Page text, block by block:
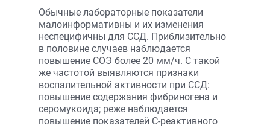
Обычные лабораторные показатели
малоинформативны и их изменения
неспецифичны для ССД. Приблизительно
в половине случаев наблюдается
повышение СОЭ более 20 мм/ч. С такой
же частотой выявляются признаки
воспалительной активности при ССД:
повышение содержания фибриногена и
серомукоида; реже наблюдается
повышение показателей С-реактивного